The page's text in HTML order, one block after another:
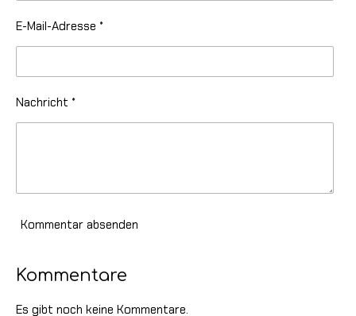
E-Mail-Adresse *
Nachricht *
Kommentar absenden
Kommentare
Es gibt noch keine Kommentare.